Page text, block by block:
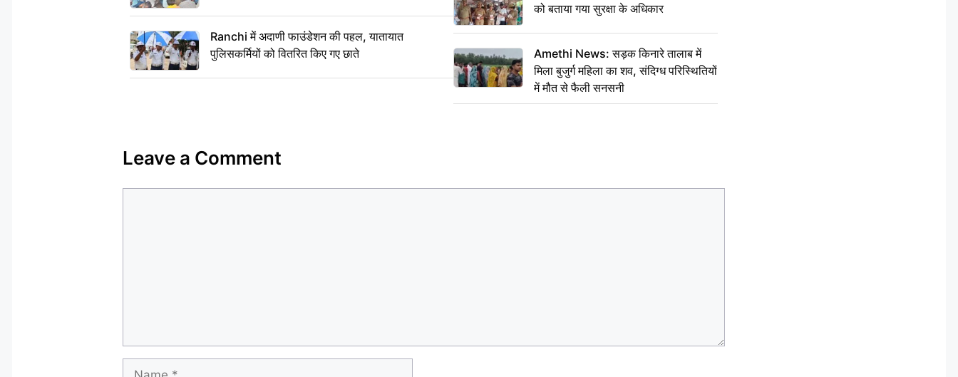
Ranchi में अदाणी फाउंडेशन की पहल, यातायात
पुलिसकर्मियों को वितरित किए गए छाते
को बताया गया सुरक्षा के अधिकार
Amethi News: सड़क किनारे तालाब में
मिला बुजुर्ग महिला का शव, संदिग्ध परिस्थितियों
में मौत से फैली सनसनी
Leave a Comment